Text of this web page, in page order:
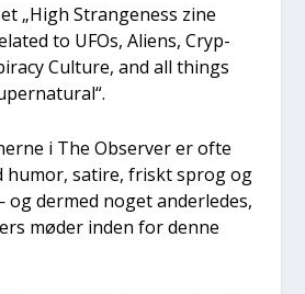
„High Stran­ge­ness zine
to UFOs, Ali­ens, Cryp­
Cul­tu­re, and all thin­gs
i The Obser­ver er ofte
humor, sati­re, friskt sprog og
der­med noget ander­le­des,
møder inden for den­ne